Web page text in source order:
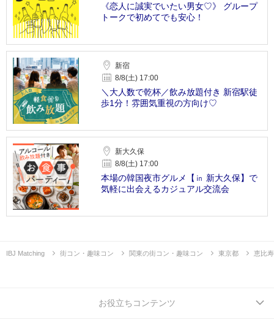
《恋人に誠実でいたい男女♡》 グループ
トークで初めてでも安心！
新宿
8/8(土) 17:00
＼大人数で乾杯／飲み放題付き 新宿駅徒
歩1分！雰囲気重視の方向け♡
新大久保
8/8(土) 17:00
本場の韓国夜市グルメ【㏌ 新大久保】で
気軽に出会えるカジュアル交流会
IBJ Matching 街コン・趣味コン 関東の街コン・趣味コン 東京都 恵比
お役立ちコンテンツ